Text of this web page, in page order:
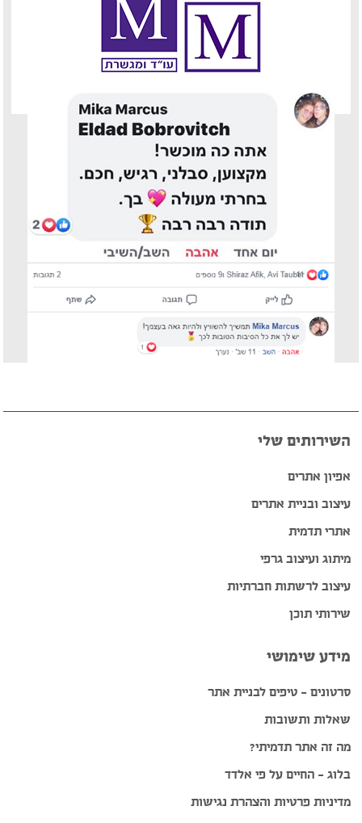
יענקל'ה רוטבליט – איש כותב
צדי צרפתי – במאי תיאטרון וטלוויזיה
אבי בללי – מוזיקאי ויוצר
פיטר רוט – מוזיקאי ויוצר
דודי לוי – מוזיקאי, גיטריסט ויוצר
הצג עוד המלצות >>
השירותים שלי
אפיון אתרים
עיצוב ובניית אתרים
אתרי תדמית
מיתוג ועיצוב גרפי
עיצוב לרשתות חברתיות
שירותי תוכן
מידע שימושי
סרטונים – טיפים לבניית אתר
שאלות ותשובות
מה זה אתר תדמיתי?
בלוג – החיים על פי אלדד
מדיניות פרטיות והצהרת נגישות